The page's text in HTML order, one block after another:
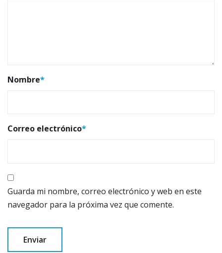
Nombre*
Correo electrónico*
Guarda mi nombre, correo electrónico y web en este
navegador para la próxima vez que comente.